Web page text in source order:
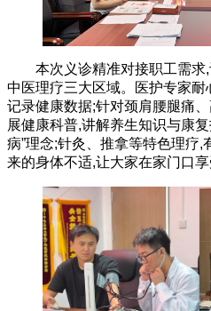
本次义诊精准对接职工需求
中医理疗三大区域。医护专家
记录健康数据;针对颈肩腰腿痛
展健康科普,讲解养生知识与康
病”理念;针灸、推拿等特色理疗
来的身体不适,让大家在家门口享